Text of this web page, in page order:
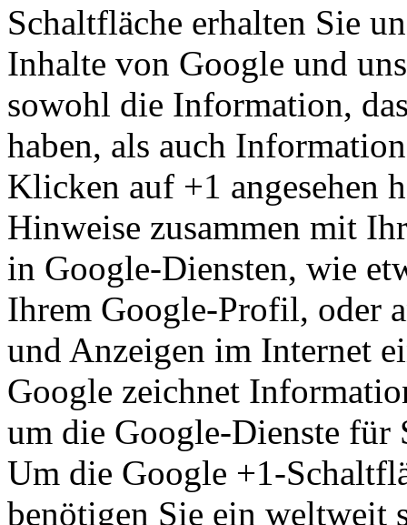
Schaltfläche erhalten Sie
Inhalte von Google und
sowohl die Information,
haben, als auch
Klicken auf +1 angesehen
Hinweise zusammen mit
in Google-Diensten, wie
Ihrem Google-Profil, oder
und Anzeigen im Internet
Google zeichnet
um die Google-Dienste für
Um die Google +1-
benötigen Sie ein weltweit